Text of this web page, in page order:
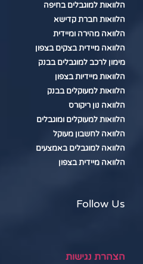
הלוואות למוגבלים בחיפה
הלוואות חברת קדישא
הלוואה מהירה ומיידית
הלוואה מיידית בצקים בצפון
מימון לרכב למוגבלים בבנק
הלוואות מיידיות בצפון
הלוואות למעוקלים בבנק
הלוואה נון ריקורס
הלוואות למעוקלים ומוגבלים
הלוואה לחשבון מעוקל
הלוואה למוגבלים באמצעים
הלוואה מיידית בצפון
Follow Us
הצהרת נגישות